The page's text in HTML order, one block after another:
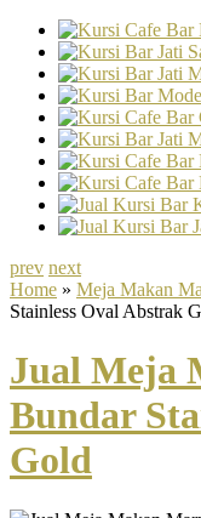
prev next
Home » Meja Makan
Stainless Oval Abstrak
Jual Meja
Bundar
Gold